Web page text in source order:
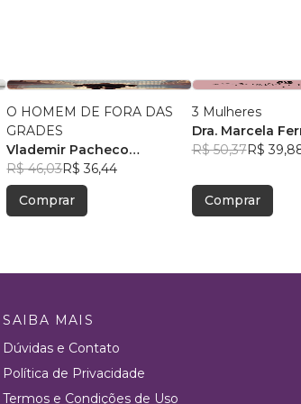
O HOMEM DE FORA DAS
GRADES
Vlademir Pacheco
Custodio
R$ 46,03R$ 36,44
Comprar
3 Mulheres
Dra. Marcela
R$ 50,37R$
Comprar
SAIBA MAIS
Dúvidas e Contato
Política de Privacidade
Termos e Condições de Uso